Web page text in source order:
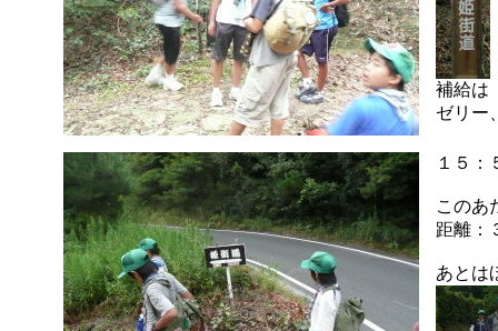
補給は
ゼリー
１５
このあ
距離
あとは